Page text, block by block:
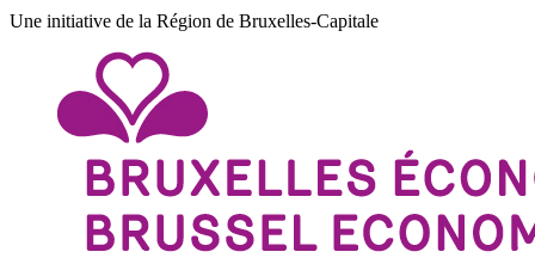
Une initiative de la Région de Bruxelles-Capitale